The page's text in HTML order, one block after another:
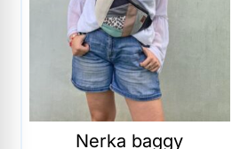
Nerka baggy